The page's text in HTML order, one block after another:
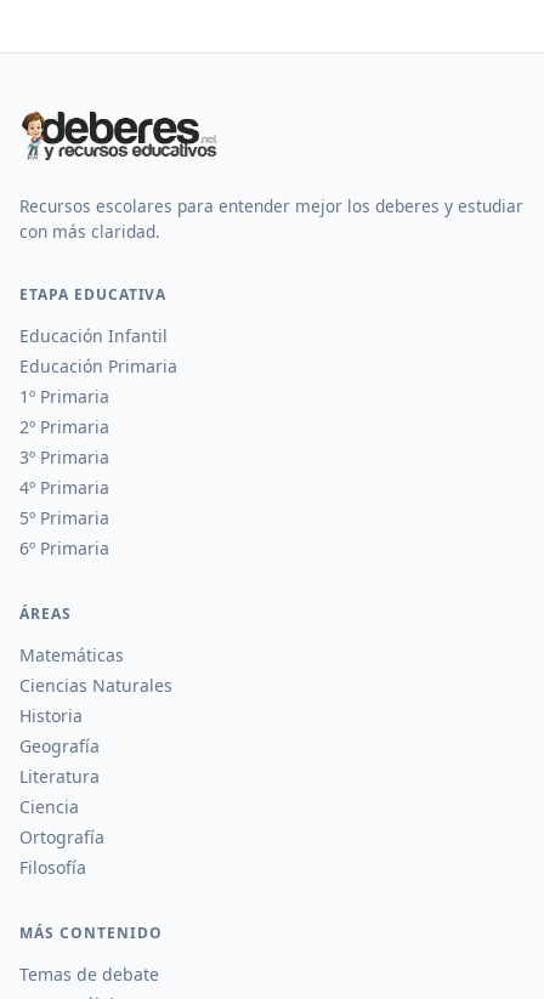
Recursos escolares para entender mejor los deberes y estudiar
con más claridad.
ETAPA EDUCATIVA
Educación Infantil
Educación Primaria
1º Primaria
2º Primaria
3º Primaria
4º Primaria
5º Primaria
6º Primaria
ÁREAS
Matemáticas
Ciencias Naturales
Historia
Geografía
Literatura
Ciencia
Ortografía
Filosofía
MÁS CONTENIDO
Temas de debate